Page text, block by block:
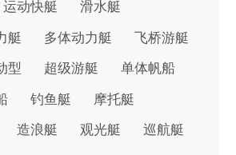
运动快艇 滑水艇
艇 多体动力艇 飞桥游艇
型 超级游艇 单体帆船
钓鱼艇 摩托艇
造浪艇 观光艇 巡航艇